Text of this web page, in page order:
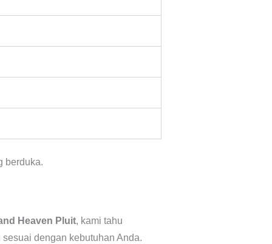
berduka.
Heaven Pluit, kami tahu
dengan kebutuhan Anda.